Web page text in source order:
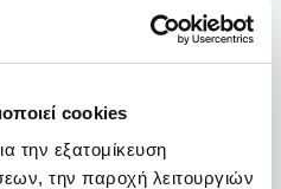
cookies
την εξατομίκευση
την παροχή λειτουργιών